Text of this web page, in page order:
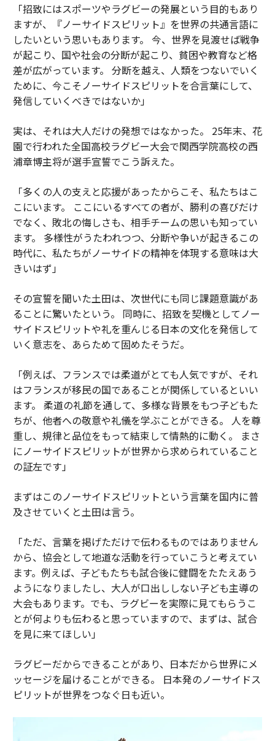
「招致にはスポーツやラグビーの発展という目的もあり
ますが、『ノーサイドスピリット』を世界の共通言語に
したいという思いもあります。 今、世界を見渡せば戦争
が起こり、国や社会の分断が起こり、貧困や教育など格
差が広がっています。 分断を越え、人類をつないでいく
ために、今こそノーサイドスピリットを合言葉にして、
発信していくべきではないか」
実は、それは大人だけの発想ではなかった。 25年末、花
園で行われた全国高校ラグビー大会で関西学院高校の西
浦章博主将が選手宣誓でこう訴えた。
「多くの人の支えと応援があったからこそ、私たちはこ
こにいます。 ここにいるすべての者が、勝利の喜びだけ
でなく、敗北の悔しさも、相手チームの思いも知ってい
ます。 多様性がうたわれつつ、分断や争いが起きるこの
時代に、私たちがノーサイドの精神を体現する意味は大
きいはず」
その宣誓を聞いた土田は、次世代にも同じ課題意識があ
ることに驚いたという。 同時に、招致を契機としてノー
サイドスピリットや礼を重んじる日本の文化を発信して
いく意志を、あらためて固めたそうだ。
「例えば、フランスでは柔道がとても人気ですが、それ
はフランスが移民の国であることが関係しているといい
ます。 柔道の礼節を通して、多様な背景をもつ子どもた
ちが、他者への敬意や礼儀を学ぶことができる。 人を尊
重し、規律と品位をもって結束して情熱的に動く。 まさ
にノーサイドスピリットが世界から求められていること
の証左です」
まずはこのノーサイドスピリットという言葉を国内に普
及させていくと土田は言う。
「ただ、言葉を掲げただけで伝わるものではありません
から、協会として地道な活動を行っていこうと考えてい
ます。例えば、子どもたちも試合後に健闘をたたえあう
ようになりましたし、大人が口出ししない子ども主導の
大会もあります。でも、ラグビーを実際に見てもらうこ
とが何よりも伝わると思っていますので、まずは、試合
を見に来てほしい」
ラグビーだからできることがあり、日本だから世界にメ
ッセージを届けることができる。 日本発のノーサイドス
ピリットが世界をつなぐ日も近い。